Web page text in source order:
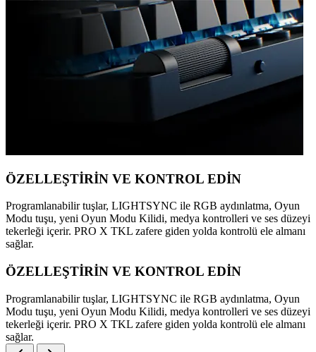
ÖZELLEŞTİRİN VE KONTROL EDİN
Programlanabilir tuşlar, LIGHTSYNC ile RGB aydınlatma, Oyun
Modu tuşu, yeni Oyun Modu Kilidi, medya kontrolleri ve ses düzeyi
tekerleği içerir. PRO X TKL zafere giden yolda kontrolü ele almanı
sağlar.
ÖZELLEŞTİRİN VE KONTROL EDİN
Programlanabilir tuşlar, LIGHTSYNC ile RGB aydınlatma, Oyun
Modu tuşu, yeni Oyun Modu Kilidi, medya kontrolleri ve ses düzeyi
tekerleği içerir. PRO X TKL zafere giden yolda kontrolü ele almanı
sağlar.